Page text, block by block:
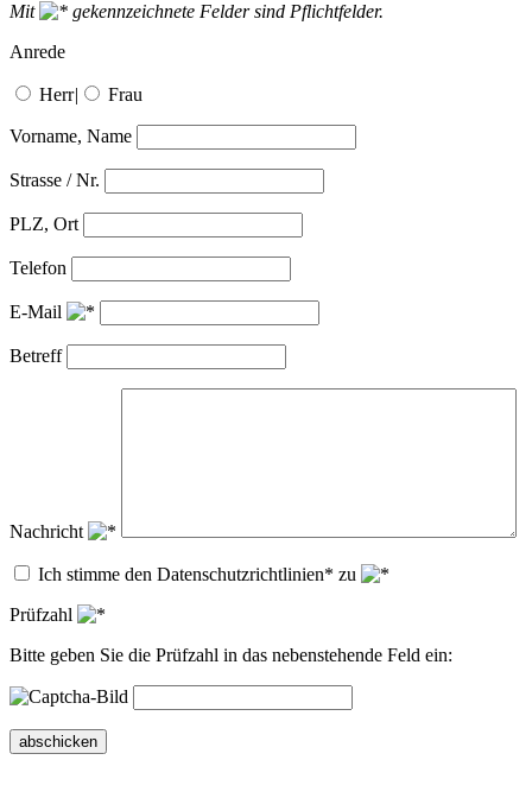
Mit
gekennzeichnete Felder sind Pflichtfelder.
Anrede
Herr| Frau
Vorname, Name
Strasse / Nr.
PLZ, Ort
Telefon
E-Mail
Betreff
Nachricht
Ich stimme den Datenschutzrichtlinien* zu
Prüfzahl
Bitte geben Sie die Prüfzahl in das nebenstehende Feld ein:
abschicken